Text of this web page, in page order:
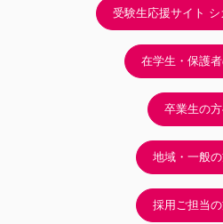
受験生応援サイト シ
在学生・保護
卒業生の
地域・一般
採用ご担当